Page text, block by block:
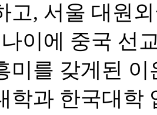
고, 서울 대원
이에 중국 선
미를 갖게된
학과 한국대학